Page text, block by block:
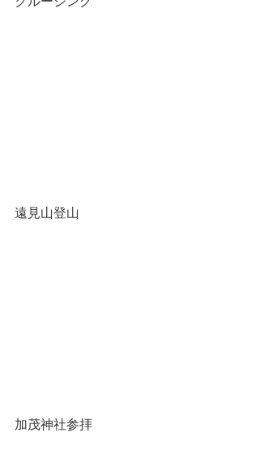
遠見山登山
加茂神社参拝